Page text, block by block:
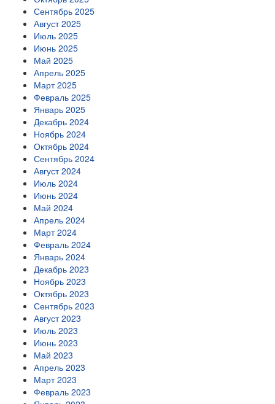
Сентябрь 2025
Август 2025
Июль 2025
Июнь 2025
Май 2025
Апрель 2025
Март 2025
Февраль 2025
Январь 2025
Декабрь 2024
Ноябрь 2024
Октябрь 2024
Сентябрь 2024
Август 2024
Июль 2024
Июнь 2024
Май 2024
Апрель 2024
Март 2024
Февраль 2024
Январь 2024
Декабрь 2023
Ноябрь 2023
Октябрь 2023
Сентябрь 2023
Август 2023
Июль 2023
Июнь 2023
Май 2023
Апрель 2023
Март 2023
Февраль 2023